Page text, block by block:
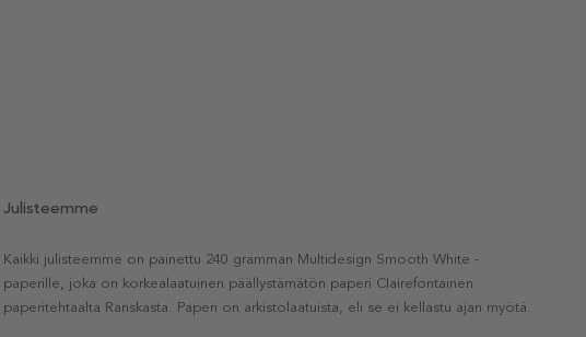
Julisteemme
Kaikki julisteemme on painettu 240 gramman Multidesign Smooth White -
paperille, joka on korkealaatuinen päällystämätön paperi Clairefontainen
paperitehtaalta Ranskasta. Paperi on arkistolaatuista, eli se ei kellastu ajan myötä.